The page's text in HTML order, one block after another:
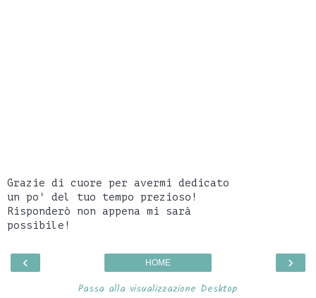
Grazie di cuore per avermi dedicato
un po' del tuo tempo prezioso!
Risponderò non appena mi sarà
possibile!
‹ ›
HOME
Passa alla visualizzazione Desktop